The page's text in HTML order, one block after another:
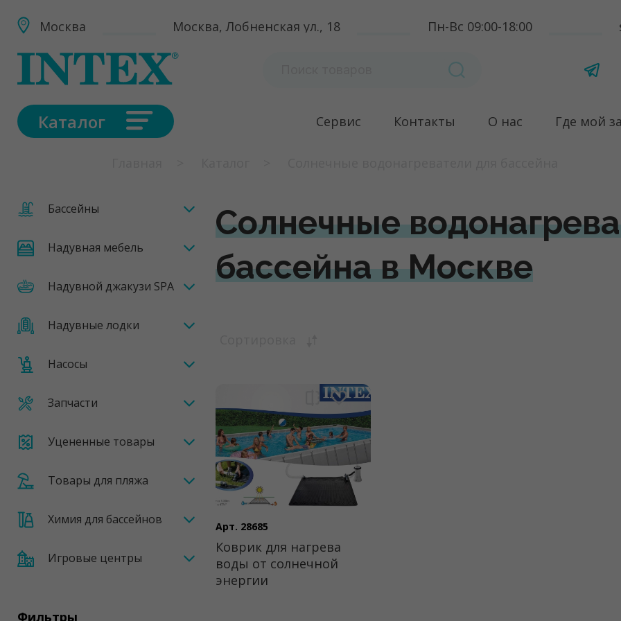
Москва Москва, Лобненская ул., 18 Пн-Вс 09:00-18:00
Каталог Сервис Контакты О нас Где мой
Бассейны
Надувная мебель
Надувной джакузи SPA
Надувные лодки
Насосы
Запчасти
Уцененные товары
Товары для пляжа
Химия для бассейнов
Игровые центры
Фильтры
Солнечные
бассейна в Москве
Арт. 28685
Коврик для нагрева
воды от солнечной
энергии